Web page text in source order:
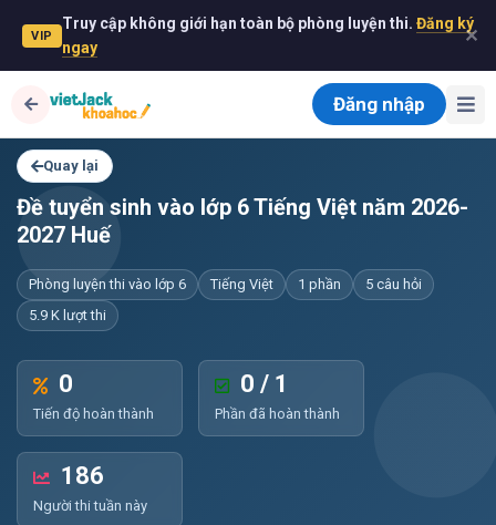
VIP
Truy cập không giới hạn toàn bộ phòng luyện thi. Đăng ký
ngay
✕
Đăng nhập
Quay lại
Đề tuyển sinh vào lớp 6 Tiếng Việt năm 2026-
2027 Huế
Phòng luyện thi vào lớp 6 Tiếng Việt 1 phần
5 câu hỏi
5.9 K lượt thi
0
Tiến độ hoàn thành
0 / 1
Phần đã hoàn thành
186
Người thi tuần này